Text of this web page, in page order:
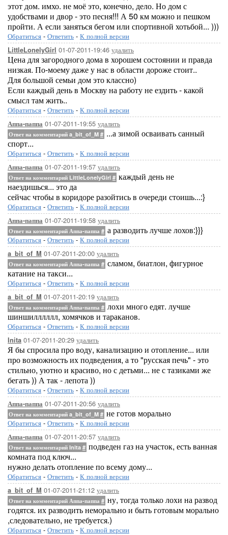
этот дом. имхо. не моё это, конечно, дело. Но дом с
удобствами и двор - это песня!!! А 50 км можно и пешком
пройти. А если заняться бегом или спортивной хотьбой... )))
Обратиться - Ответить - К полной версии
LittleLonelyGirl 01-07-2011-19:46 удалить
Цена для загородного дома в хорошем состоянии и правда
низкая. По-моему даже у нас в области дороже стоит..
Для большой семьи дом это классно)
Если каждый день в Москву на работу не ездить - какой
смысл там жить..
Обратиться - Ответить - К полной версии
Аппа-паппа 01-07-2011-19:55 удалить
Ответ на комментарий a_bit_of_M # ...а зимой осваивать санный
спорт...
Обратиться - Ответить - К полной версии
Аппа-паппа 01-07-2011-19:57 удалить
Ответ на комментарий LittleLonelyGirl # каждый день не
наездишься... это да
сейчас чтобы в коридоре разойтись в очереди стоишь...:}
Обратиться - Ответить - К полной версии
Аппа-паппа 01-07-2011-19:58 удалить
Ответ на комментарий Аппа-паппа # а разводить лучше лохов:}}}
Обратиться - Ответить - К полной версии
a_bit_of_M 01-07-2011-20:00 удалить
Ответ на комментарий Аппа-паппа # сламом, биатлон, фигурное
катание на такси...
Обратиться - Ответить - К полной версии
a_bit_of_M 01-07-2011-20:19 удалить
Ответ на комментарий Аппа-паппа # лохи много едят. лучше
шиншилллллл, хомячков и тараканов.
Обратиться - Ответить - К полной версии
Inita 01-07-2011-20:29 удалить
Я бы спросила про воду, канализацию и отопление... или
про возможность их подведения, а то "русская печь" - это
стильно, уютно и красиво, но с детьми... не с тазиками же
бегать )) А так - лепота ))
Обратиться - Ответить - К полной версии
Аппа-паппа 01-07-2011-20:56 удалить
Ответ на комментарий a_bit_of_M # не готов морально
Обратиться - Ответить - К полной версии
Аппа-паппа 01-07-2011-20:57 удалить
Ответ на комментарий Inita # подведен газ на участок, есть ванная
комната под ключ...
нужно делать отопление по всему дому...
Обратиться - Ответить - К полной версии
a_bit_of_M 01-07-2011-21:12 удалить
Ответ на комментарий Аппа-паппа # ну, тогда только лохи на развод
годятся. их разводить неморально и быть готовым морально
,следовательно, не требуется.)
Обратиться - Ответить - К полной версии